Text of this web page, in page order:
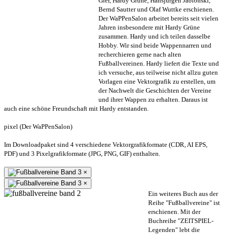
Bernd Sautter und Olaf Wuttke erschienen.
Der WaPPenSalon arbeitet bereits seit vielen
Jahren insbesondere mit Hardy Grüne
zusammen. Hardy und ich teilen dasselbe
Hobby. Wir sind beide Wappennarren und
recherchieren gerne nach alten
Fußballvereinen. Hardy liefert die Texte und
ich versuche, aus teilweise nicht allzu guten
Vorlagen eine Vektorgrafik zu erstellen, um
der Nachwelt die Geschichten der Vereine
und ihrer Wappen zu erhalten. Daraus ist
auch eine schöne Freundschaft mit Hardy entstanden.
pixel (Der WaPPenSalon)
Im Downloadpaket sind 4 verschiedene Vektorgrafikformate (CDR, AI EPS,
PDF) und 3 Pixelgrafikformate (JPG, PNG, GIF) enthalten.
×
×
Ein weiteres Buch aus der
Reihe "Fußballvereine" ist
erschienen. Mit der
Buchreihe "ZEITSPIEL-
Legenden" lebt die